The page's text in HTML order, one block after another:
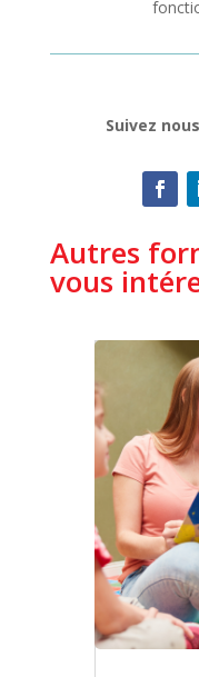
Suivez
Autres
vous